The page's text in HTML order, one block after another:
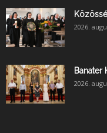
2026.
Banater
2026.